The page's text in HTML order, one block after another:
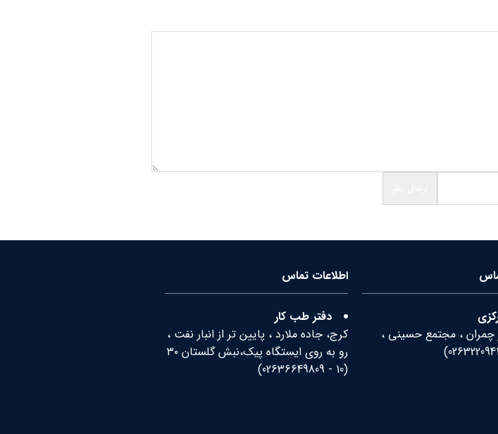
چمران ، مجتمع حسینی ،
)
اطلاعات تماس
دفتر طب کار
کرج، جاده ملارد ، پایین تر از انبار نفت ،
رو به روی ایستگاه پیک،نبش گلستان ۳۰
(
10
-
02636649809
)